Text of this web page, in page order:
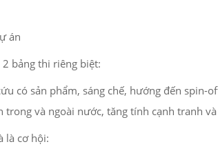
án
bảng thi riêng biệt:
có sản phẩm, sáng chế, hướng đến spin-
trong và ngoài nước, tăng tính cạnh tranh
là cơ hội: